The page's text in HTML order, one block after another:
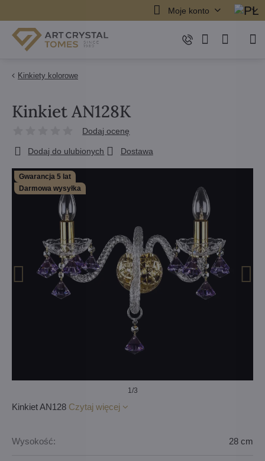
Moje konto
Kinkiety kolorowe
Gwarancja 5 lat
Darmowa wysyłka
1/3
Kinkiet AN128K
Dodaj ocenę
Dodaj do ulubionych Dostawa
Kinkiet AN128 Czytaj więcej
Wysokość: 28 cm